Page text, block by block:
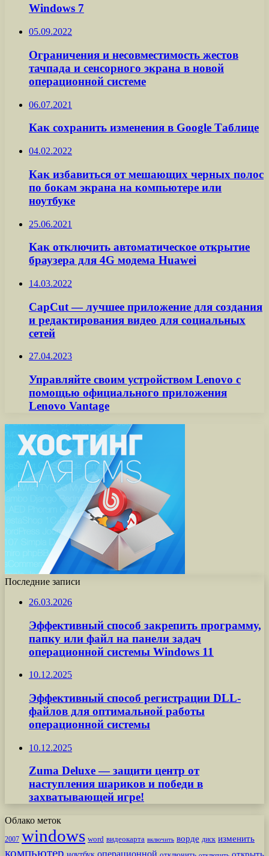
Windows 7
05.09.2022
Ограничения и несовместимость жестов
тачпада и сенсорного экрана в новой
операционной системе
06.07.2021
Как сохранить изменения в Google Таблице
04.02.2022
Как избавиться от мешающих черных полос
по бокам экрана на компьютере или
ноутбуке
25.06.2021
Как отключить автоматическое открытие
браузера для 4G модема Huawei
14.03.2022
CapCut — лучшее приложение для создания
и редактирования видео для социальных
сетей
27.04.2023
Управляйте своим устройством Lenovo с
помощью официального приложения
Lenovo Vantage
Последние записи
26.03.2026
Эффективный способ закрепить программу,
папку или файл на панели задач
операционной системы Windows 11
10.12.2025
Эффективный способ регистрации DLL-
файлов для оптимальной работы
операционной системы
10.12.2025
Zuma Deluxe — защити центр от
наступления шариков и победи в
захватывающей игре!
Облако меток
2007 windows word видеокарта включить ворде диск изменить
компьютер